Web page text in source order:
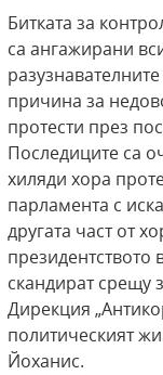
Битката за
са ангажирани
причина за
протести през
Последиците са
хиляди хора
парламента с
другата част от
президентството
скандират срещу
Дирекция
политическият
Йоханис.